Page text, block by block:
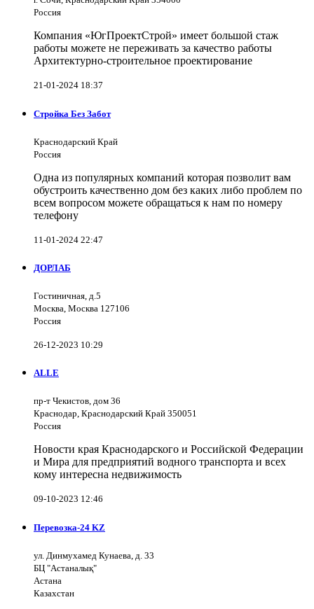
Россия
Компания «ЮгПроектСтрой» имеет большой стаж
работы можете не переживать за качество работы
Архитектурно-строительное проектирование
21-01-2024 18:37
Стройка Без Забот
Краснодарский Край
Россия
Одна из популярных компаний которая позволит вам
обустроить качественно дом без каких либо проблем по
всем вопросом можете обращаться к нам по номеру
телефону
11-01-2024 22:47
ДОРЛАБ
Гостиничная, д.5
Москва, Москва 127106
Россия
26-12-2023 10:29
ALLE
пр-т Чекистов, дом 36
Краснодар, Краснодарский Край 350051
Россия
Новости края Краснодарского и Российской Федерации
и Мира для предприятий водного транспорта и всех
кому интересна недвижимость
09-10-2023 12:46
Перевозка-24 KZ
ул. Динмухамед Кунаева, д. 33
БЦ "Астаналық"
Астана
Казахстан